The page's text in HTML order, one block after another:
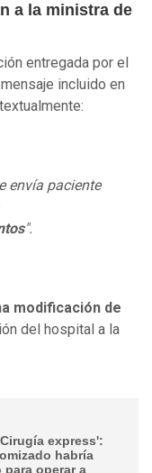
a la ministra de
entregada por el
incluido en
envía paciente
".
modificación de
del hospital a la
express':
habría
operar a